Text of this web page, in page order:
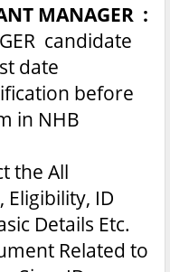
MANAGER :
candidate
date
before
in NHB
the All
ID
Details Etc.
Related to